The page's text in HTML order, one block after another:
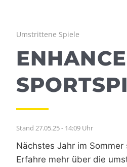
Umstrittene Spiele
Stand 27.05.25 - 14:09 Uhr
Nächstes Jahr im
Erfahre mehr über die